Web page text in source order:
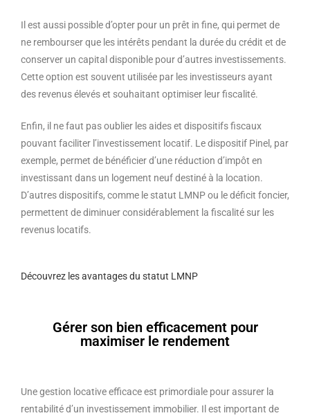
Il est aussi possible d’opter pour un prêt in fine, qui permet de
ne rembourser que les intérêts pendant la durée du crédit et de
conserver un capital disponible pour d’autres investissements.
Cette option est souvent utilisée par les investisseurs ayant
des revenus élevés et souhaitant optimiser leur fiscalité.
Enfin, il ne faut pas oublier les aides et dispositifs fiscaux
pouvant faciliter l’investissement locatif. Le dispositif Pinel, par
exemple, permet de bénéficier d’une réduction d’impôt en
investissant dans un logement neuf destiné à la location.
D’autres dispositifs, comme le statut LMNP ou le déficit foncier,
permettent de diminuer considérablement la fiscalité sur les
revenus locatifs.
Découvrez les avantages du statut LMNP
Gérer son bien efficacement pour
maximiser le rendement
Une gestion locative efficace est primordiale pour assurer la
rentabilité d’un investissement immobilier. Il est important de